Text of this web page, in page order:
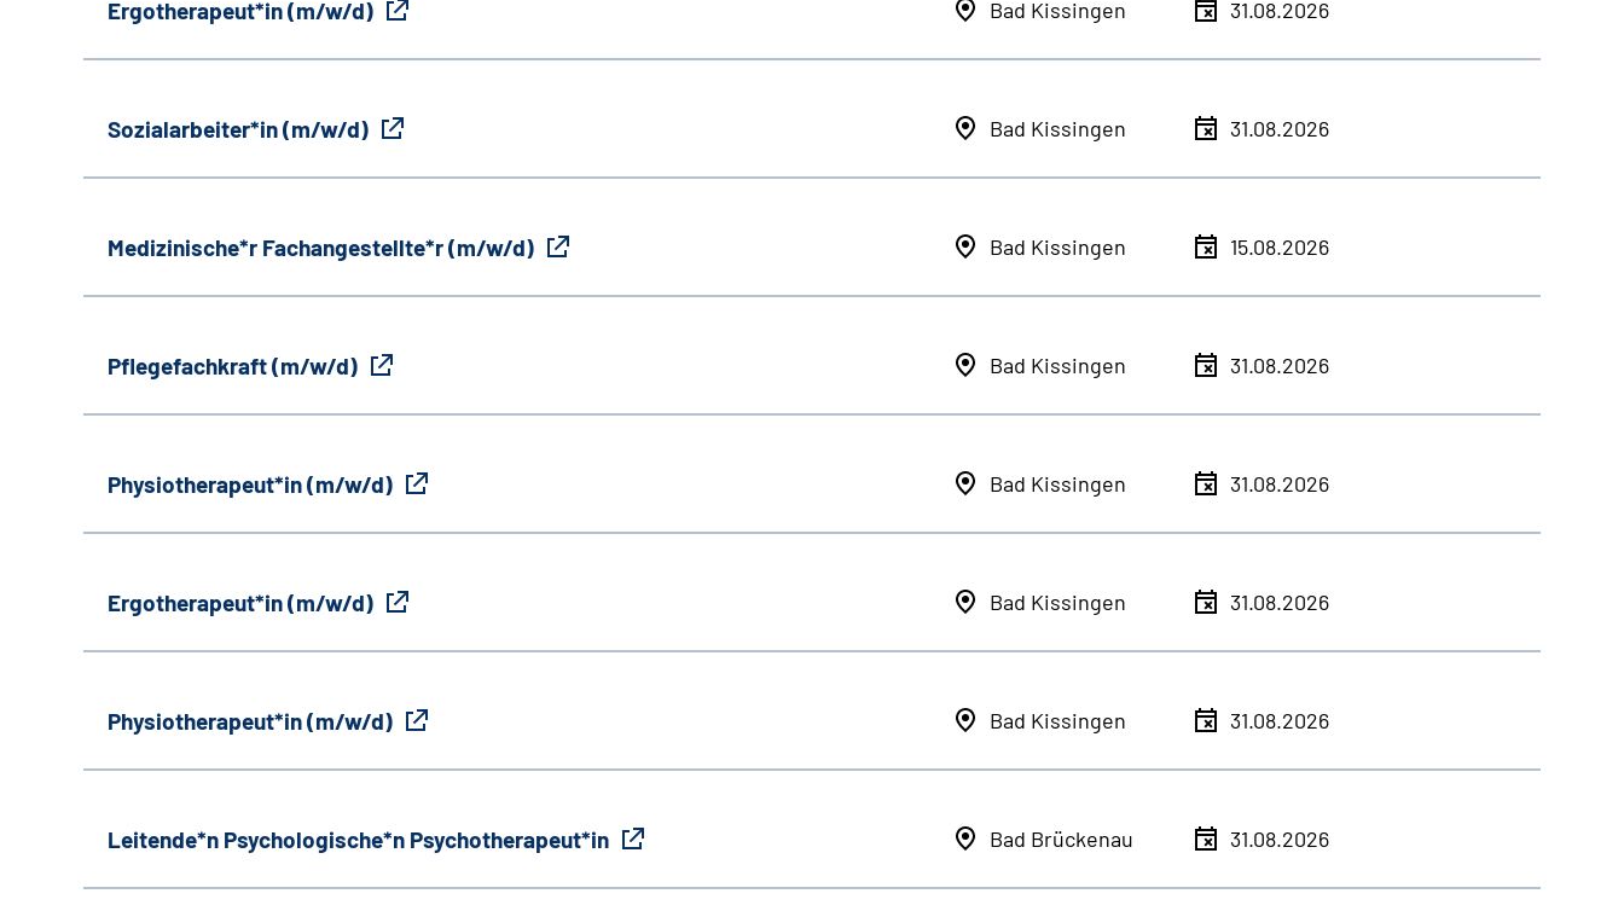
Ergotherapeut*in (m/w/d) Bad Kissingen 31.08.2026
Sozialarbeiter*in (m/w/d) Bad Kissingen 31.08.2026
Medizinische*r Fachangestellte*r (m/w/d) Bad Kissingen 15.08.2026
Pflegefachkraft (m/w/d) Bad Kissingen 31.08.2026
Physiotherapeut*in (m/w/d) Bad Kissingen 31.08.2026
Ergotherapeut*in (m/w/d) Bad Kissingen 31.08.2026
Physiotherapeut*in (m/w/d) Bad Kissingen 31.08.2026
Leitende*n Psychologische*n Psychotherapeut*in Bad Brückenau 31.08.2026